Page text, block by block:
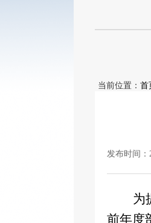
当前位置： 首
发布时间：
为
前年度